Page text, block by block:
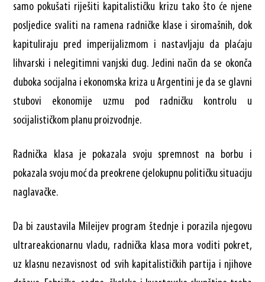
samo pokušati riješiti kapitalističku krizu tako što će njene
posljedice svaliti na ramena radničke klase i siromašnih, dok
kapituliraju pred imperijalizmom i nastavljaju da plaćaju
lihvarski i nelegitimni vanjski dug. Jedini način da se okonča
duboka socijalna i ekonomska kriza u Argentini je da se glavni
stubovi ekonomije uzmu pod radničku kontrolu u
socijalističkom planu proizvodnje.
Radnička klasa je pokazala svoju spremnost na borbu i
pokazala svoju moć da preokrene cjelokupnu političku situaciju
naglavačke.
Da bi zaustavila Mileijev program štednje i porazila njegovu
ultrareakcionarnu vladu, radnička klasa mora voditi pokret,
uz klasnu nezavisnost od svih kapitalističkih partija i njihove